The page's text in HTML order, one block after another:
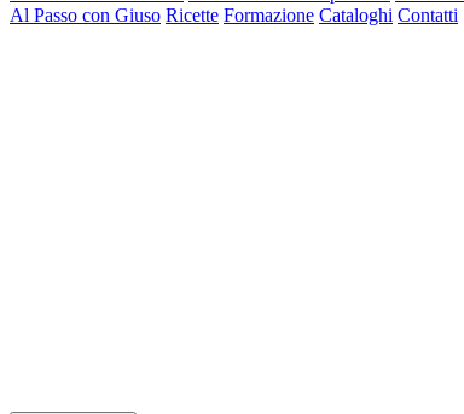
Al Passo con Giuso Ricette Formazione Cataloghi Contatti